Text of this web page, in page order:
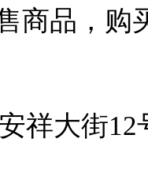
商品，购
祥大街